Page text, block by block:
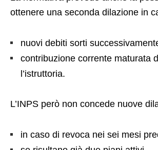
ottenere una seconda dilazione in
nuovi debiti sorti
contribuzione corrente maturata
l’istruttoria.
L’INPS però non concede nuove
in caso di revoca nei sei mesi